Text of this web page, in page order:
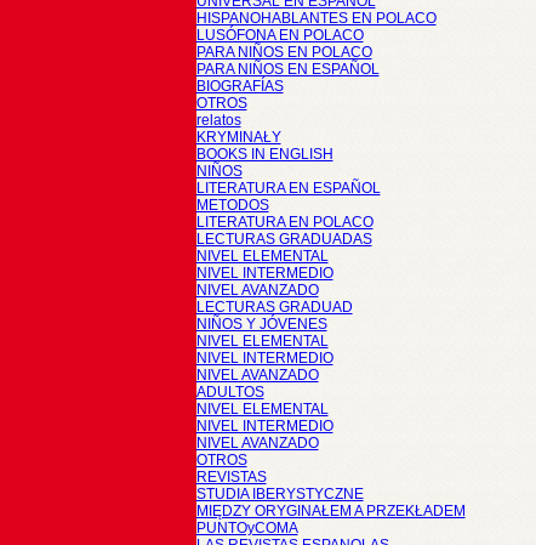
HISPANOHABLANTES EN POLACO
LUSÓFONA EN POLACO
PARA NIÑOS EN POLACO
PARA NIÑOS EN ESPAÑOL
BIOGRAFÍAS
OTROS
relatos
KRYMINAŁY
BOOKS IN ENGLISH
NIÑOS
LITERATURA EN ESPAÑOL
METODOS
LITERATURA EN POLACO
LECTURAS GRADUADAS
NIVEL ELEMENTAL
NIVEL INTERMEDIO
NIVEL AVANZADO
LECTURAS GRADUAD
NIÑOS Y JÓVENES
NIVEL ELEMENTAL
NIVEL INTERMEDIO
NIVEL AVANZADO
ADULTOS
NIVEL ELEMENTAL
NIVEL INTERMEDIO
NIVEL AVANZADO
OTROS
REVISTAS
STUDIA IBERYSTYCZNE
MIĘDZY ORYGINAŁEM A PRZEKŁADEM
PUNTOyCOMA